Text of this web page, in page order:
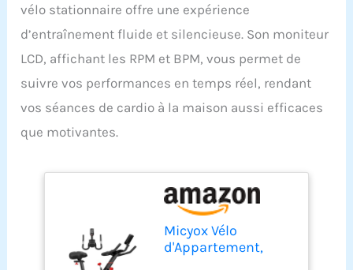
vélo stationnaire offre une expérience
d’entraînement fluide et silencieuse. Son moniteur
LCD, affichant les RPM et BPM, vous permet de
suivre vos performances en temps réel, rendant
vos séances de cardio à la maison aussi efficaces
que motivantes.
Micyox Vélo
d'Appartement,